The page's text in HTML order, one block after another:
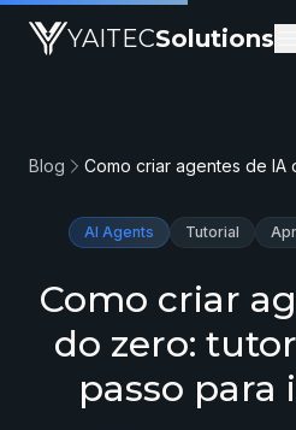
YAITECSolutions
Blog
AI Agents Tutorial
Como criar
do zero:
passo para